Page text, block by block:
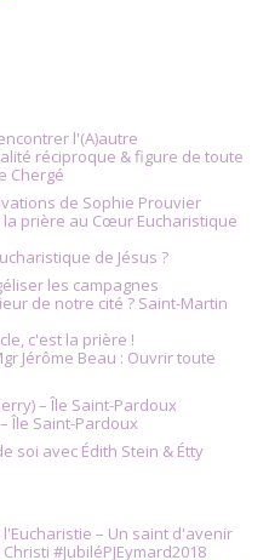
l'(A)autre
réciproque & figure de toute
Chergé
de Sophie Prouvier
la prière au Cœur Eucharistique
de Jésus ?
les campagnes
de notre cité ? Saint-Martin
c'est la prière !
Jérôme Beau : Ouvrir toute
– Île Saint-Pardoux
Île Saint-Pardoux
soi avec Édith Stein & Étty
– Un saint d'avenir
#JubiléPJEymard2018